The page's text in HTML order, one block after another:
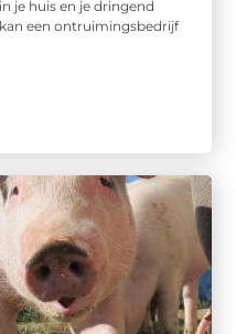
je huis en je dringend
een ontruimingsbedrijf